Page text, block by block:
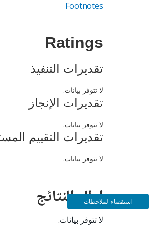
Footnotes
Ratings
تقديرات التنفيذ
لا تتوفر بيانات.
تقديرات الإنجاز
لا تتوفر بيانات.
تقديرات التقييم
لا تتوفر بيانات.
إطار النتائج
لا تتوفر بيانات.
استقصاء الملاحظات